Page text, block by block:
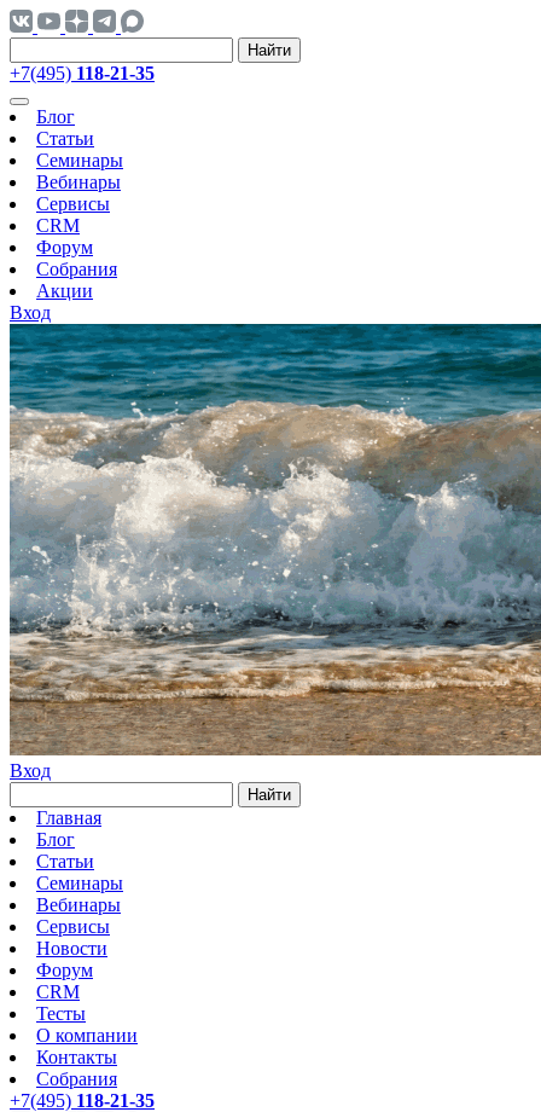
Найти
+7(495) 118-21-35
Блог
Статьи
Семинары
Вебинары
Сервисы
CRM
Форум
Собрания
Акции
Вход
Вход
Найти
Главная
Блог
Статьи
Семинары
Вебинары
Сервисы
Новости
Форум
CRM
Тесты
О компании
Контакты
Собрания
+7(495) 118-21-35